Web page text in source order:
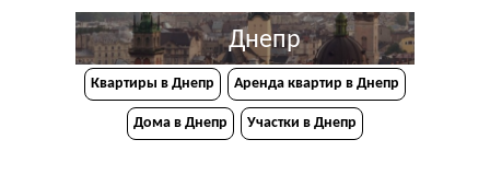
Днепр
Квартиры в Днепр Аренда квартир в Днепр
Дома в Днепр Участки в Днепр